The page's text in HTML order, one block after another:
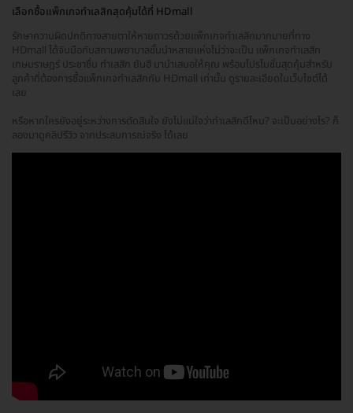
เลือกซื้อแพ็กเกจทำเลสิกสุดคุ้มได้ที่ HDmall
รักษาความผิดปกติทางสายตาให้หายถาวรด้วยแพ็กเกจทำเลสิกมากมายที่ทาง
HDmall ได้จับมือกับสถานพยาบาลชั้นนำหลายแห่งไม่ว่าจะเป็น แพ็กเกจทำเลสิก
เกษมราษฎร์ ประชาชื่น ทำเลสิก ยันฮี มานำเสนอให้คุณ พร้อมโปรโมชั่นสุดคุ้มสำหรับ
ลูกค้าที่ต้องการซื้อแพ็กเกจทำเลสิกกับ HDmall เท่านั้น ดูรายละเอียดในเว็บไซต์ได้
เลย
หรือหากใครยังอยู่ระหว่างการตัดสินใจ ยังไม่แน่ใจว่าทำเลสิกดีไหม? จะเป็นอย่างไร? ก็
ลองมาดูคลิปรีวิว จากประสบการณ์จริง ได้เลย